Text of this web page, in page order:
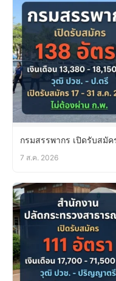
กรมสรรพากร เปิดรับสมัค
7 ส.ค. 2026